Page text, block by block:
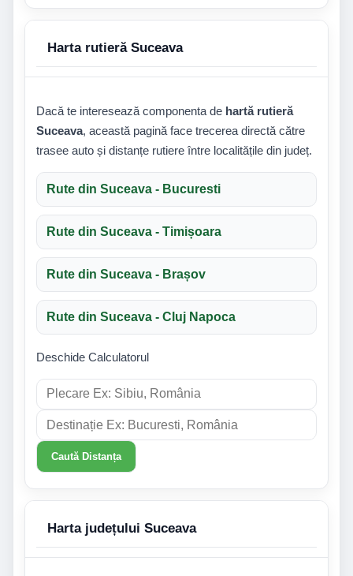
Harta rutieră Suceava
Dacă te interesează componenta de hartă rutieră
Suceava, această pagină face trecerea directă către
trasee auto și distanțe rutiere între localitățile din județ.
Rute din Suceava - Bucuresti
Rute din Suceava - Timișoara
Rute din Suceava - Brașov
Rute din Suceava - Cluj Napoca
Deschide Calculatorul
Caută Distanța
Harta județului Suceava